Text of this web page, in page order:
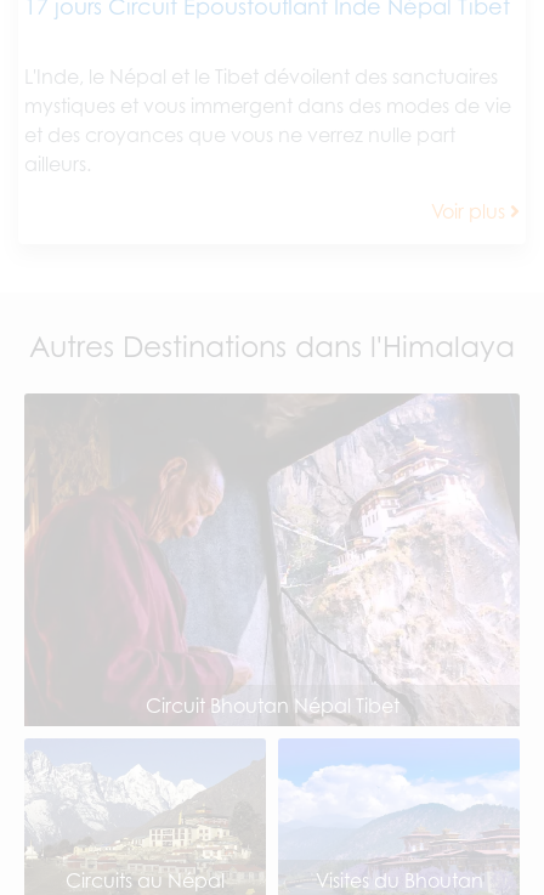
17 jours Circuit Époustouflant Inde Népal Tibet
L'Inde, le Népal et le Tibet dévoilent des sanctuaires
mystiques et vous immergent dans des modes de vie
et des croyances que vous ne verrez nulle part
ailleurs.
Voir plus
Autres Destinations dans l'Himalaya
Circuit Bhoutan Népal Tibet
Circuits au Népal Visites du Bhoutan